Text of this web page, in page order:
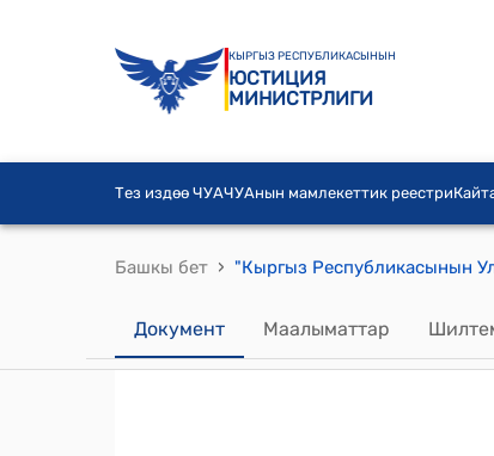
КЫРГЫЗ РЕСПУБЛИКАСЫНЫН
ЮСТИЦИЯ
МИНИСТРЛИГИ
Тез издөө ЧУАЧУАнын мамлекеттик реестри
Башкы бет ›
Документ Маалыматтар